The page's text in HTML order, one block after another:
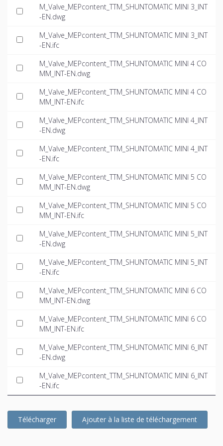
M_Valve_MEPcontent_TTM_SHUNTOMATIC MINI 3_INT
-EN.dwg
M_Valve_MEPcontent_TTM_SHUNTOMATIC MINI 3_INT
-EN.ifc
M_Valve_MEPcontent_TTM_SHUNTOMATIC MINI 4 CO
MM_INT-EN.dwg
M_Valve_MEPcontent_TTM_SHUNTOMATIC MINI 4 CO
MM_INT-EN.ifc
M_Valve_MEPcontent_TTM_SHUNTOMATIC MINI 4_INT
-EN.dwg
M_Valve_MEPcontent_TTM_SHUNTOMATIC MINI 4_INT
-EN.ifc
M_Valve_MEPcontent_TTM_SHUNTOMATIC MINI 5 CO
MM_INT-EN.dwg
M_Valve_MEPcontent_TTM_SHUNTOMATIC MINI 5 CO
MM_INT-EN.ifc
M_Valve_MEPcontent_TTM_SHUNTOMATIC MINI 5_INT
-EN.dwg
M_Valve_MEPcontent_TTM_SHUNTOMATIC MINI 5_INT
-EN.ifc
M_Valve_MEPcontent_TTM_SHUNTOMATIC MINI 6 CO
MM_INT-EN.dwg
M_Valve_MEPcontent_TTM_SHUNTOMATIC MINI 6 CO
MM_INT-EN.ifc
M_Valve_MEPcontent_TTM_SHUNTOMATIC MINI 6_INT
-EN.dwg
M_Valve_MEPcontent_TTM_SHUNTOMATIC MINI 6_INT
-EN.ifc
Télécharger Ajouter à la liste de téléchargement